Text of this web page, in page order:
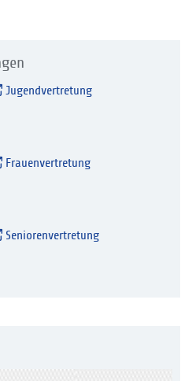
Jugendvertretung
Frauenvertretung
Seniorenvertretung